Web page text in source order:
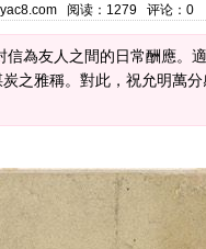
阅读： 1279评论： 0
為友人之間的日常酬應。
之雅稱。對此，祝允明萬